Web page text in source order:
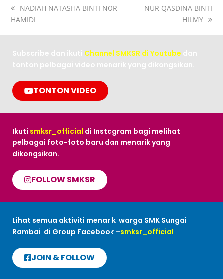
NADIAH NATASHA BINTI NOR
HAMIDI
NUR QASDINA BINTI
HILMY
Subscribe dan ikuti Channel SMKSR di Youtube dan
tonton pelbagai video menarik yang dikongsikan.
TONTON VIDEO
Ikuti smksr_official di Instagram bagi melihat
pelbagai foto-foto baru dan menarik yang
dikongsikan.
FOLLOW SMKSR
Lihat semua aktiviti menarik warga SMK Sungai
Rambai di Group Facebook –smksr_official
JOIN & FOLLOW